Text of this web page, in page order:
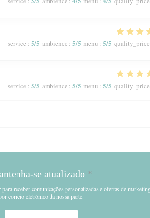
service : 5/5 ambience : 5/5 menu : 5/5 quality_price
service : 5/5 ambience : 5/5 menu : 5/5 quality_price
se atualizado *
receber comunicações personalizadas e ofertas de marketing
correio eletrónico da nossa parte.